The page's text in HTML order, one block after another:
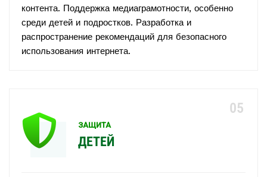
контента. Поддержка медиаграмотности, особенно
среди детей и подростков. Разработка и
распространение рекомендаций для безопасного
использования интернета.
ДЕТЕЙ
ЗАЩИТА